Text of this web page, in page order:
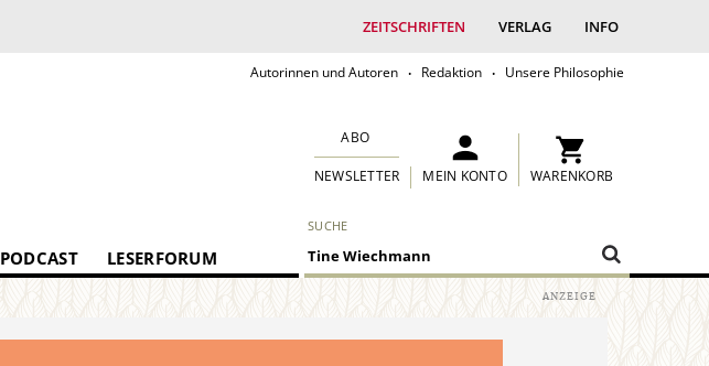
ZEITSCHRIFTEN VERLAG INFO
Autorinnen und Autoren Redaktion Unsere Philosophie
SUCHE
ABO
NEWSLETTER MEIN KONTO WARENKORB
PODCAST LESERFORUM